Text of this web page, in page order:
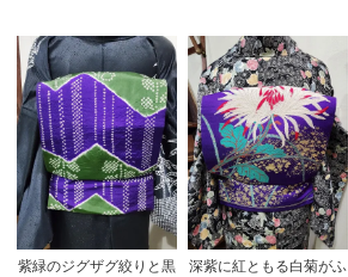
紫緑のジグザグ絞りと黒
深紫に紅ともる白菊がふ